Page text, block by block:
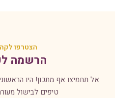
הצטרפו
הרשמה
אל תחמיצו אף מתכון! היו
טיפים לבישול